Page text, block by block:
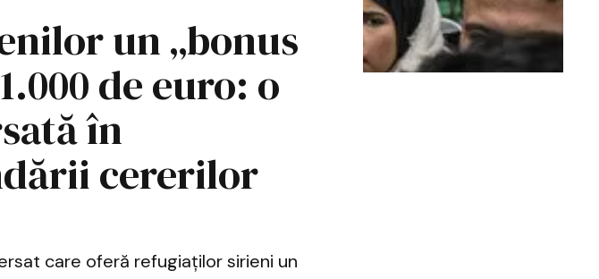
un „bonus
de euro: o
în
cererilor
care oferă refugiaților sirieni un